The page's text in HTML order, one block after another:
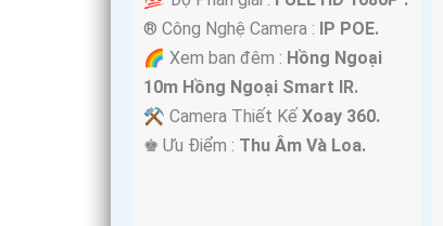
®️ Công Nghệ Camera : IP POE.
🌈 Xem ban đêm : Hồng Ngoại
10m Hồng Ngoại Smart IR.
⚒ Camera Thiết Kế Xoay 360.
️♚ Ưu Điểm : Thu Âm Và Loa.